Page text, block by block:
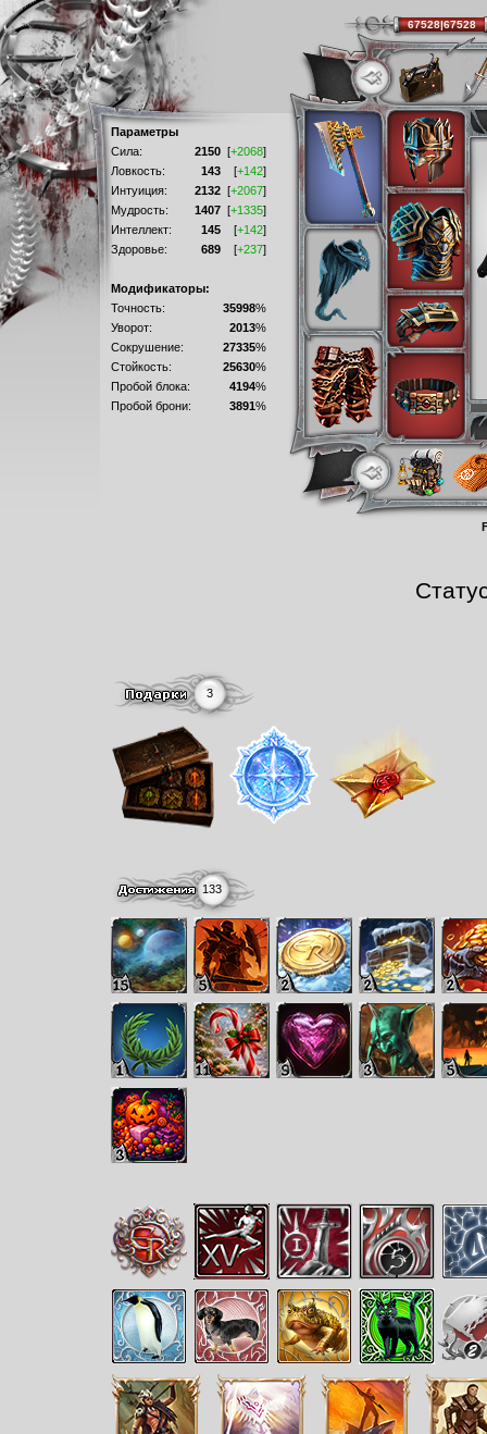
Параметры
Сила:
2150 [+2068]
Ловкость:
143 [+142]
Интуиция:
2132 [+2067]
Мудрость:
1407 [+1335]
Интеллект:
145 [+142]
Здоровье:
689 [+237]
Модификаторы:
Точность:
35998%
Уворот:
2013%
Сокрушение:
27335%
Стойкость:
25630%
Пробой блока:
4194%
Пробой брони:
3891%
3
133
67528|67528